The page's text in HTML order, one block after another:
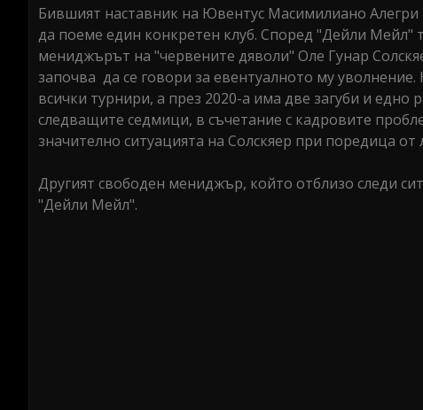
Бившият наставник на Ювентус Масимилиано
да поеме един конкретен клуб. Според "Дейли Мейл"
мениджърът на "червените дяволи" Оле Гунар
започва да се говори за евентуалното му
всички турнири, а през 2020-а има две загуби и
следващите седмици, в съчетание с кадровите
значително ситуацията на Солскяер при поредица от
Другият свободен мениджър, който отблизо следи
"Дейли Мейл".